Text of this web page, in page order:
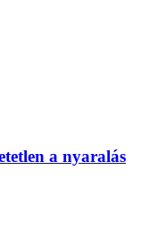
a nyaralás